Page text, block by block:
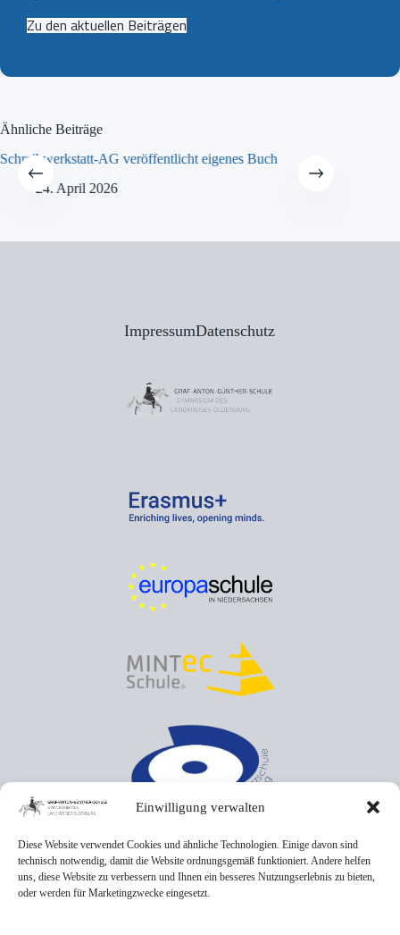
Einwilligung verwalten
Diese Website verwendet Cookies und ähnliche Technologien. Einige davon sind
technisch notwendig, damit die Website ordnungsgemäß funktioniert. Andere helfen
uns, diese Website zu verbessern und Ihnen ein besseres Nutzungserlebnis zu bieten,
oder werden für Marketingzwecke eingesetzt.
Zu den aktuellen Beiträgen
Ähnliche Beiträge
Schreibwerkstatt-AG veröffentlicht eigenes Buch
24. April 2026
ImpressumDatenschutz